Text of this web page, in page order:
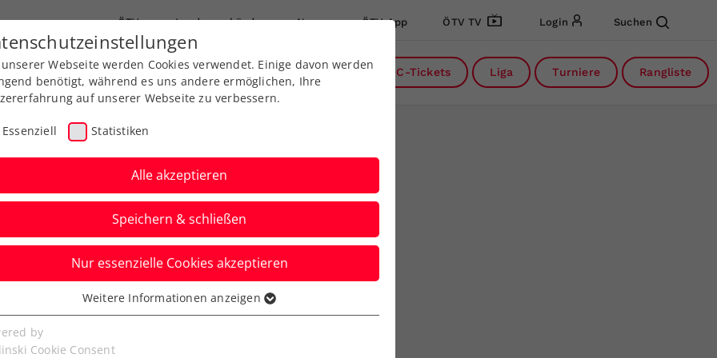
ÖTV Landesverbände News ÖTV App ÖTV TV Login Suchen
Ausbildungen Services Über uns DC-Tickets Liga Turniere Rangliste
Linz:
für
Webseite werden Cookies verwendet. Einige davon werden
benötigt, während es uns andere ermöglichen, Ihre
auf unserer Webseite zu verbessern.
Essenziell Statistiken
Alle akzeptieren
Speichern & schließen
Nur essenzielle Cookies akzeptieren
Cookies werden für grundlegende Funktionen der
benötigt. Dadurch ist gewährleistet, dass die Webseite
Weitere Informationen anzeigen
by
Cookie Consent